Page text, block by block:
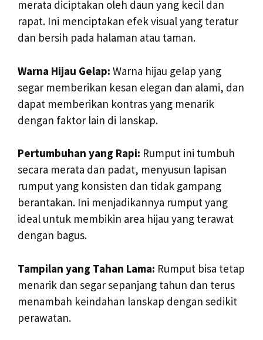
merata diciptakan oleh daun yang kecil dan
rapat. Ini menciptakan efek visual yang teratur
dan bersih pada halaman atau taman.
Warna Hijau Gelap: Warna hijau gelap yang
segar memberikan kesan elegan dan alami, dan
dapat memberikan kontras yang menarik
dengan faktor lain di lanskap.
Pertumbuhan yang Rapi: Rumput ini tumbuh
secara merata dan padat, menyusun lapisan
rumput yang konsisten dan tidak gampang
berantakan. Ini menjadikannya rumput yang
ideal untuk membikin area hijau yang terawat
dengan bagus.
Tampilan yang Tahan Lama: Rumput bisa tetap
menarik dan segar sepanjang tahun dan terus
menambah keindahan lanskap dengan sedikit
perawatan.